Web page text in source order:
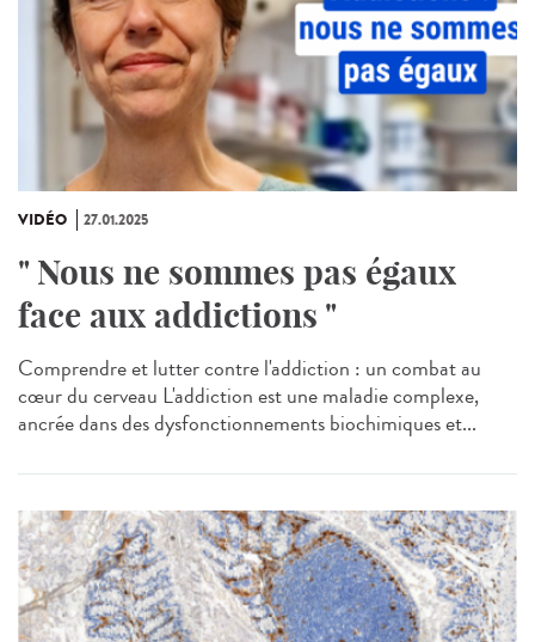
VIDÉO 27.01.2025
" Nous ne sommes pas égaux
face aux addictions "
Comprendre et lutter contre l'addiction : un combat au
cœur du cerveau L'addiction est une maladie complexe,
ancrée dans des dysfonctionnements biochimiques et...